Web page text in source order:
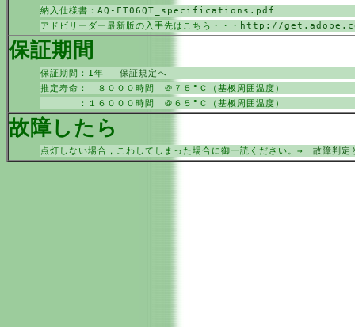
納入仕様書： AQ-FT06QT_specifications.pdf
アドビリーダー最新版の入手先はこちら・・・ http://
保証期間
保証期間：1年
保証規定へ
推定寿命： ８０００時間 ＠７５°Ｃ（基板周囲温度）
：１６０００時間 ＠６５°Ｃ（基板周囲温度）
故障したら
点灯しない場合，こわしてしまった場合に御一読ください。→ 故障判定